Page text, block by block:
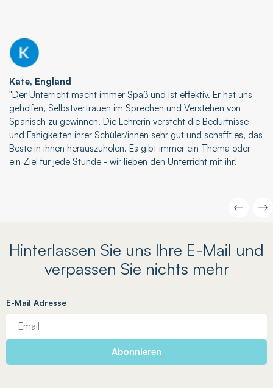
Kate, England
"Der Unterricht macht immer Spaß und ist effektiv. Er hat uns
geholfen, Selbstvertrauen im Sprechen und Verstehen von
Spanisch zu gewinnen. Die Lehrerin versteht die Bedürfnisse
und Fähigkeiten ihrer Schüler/innen sehr gut und schafft es, das
Beste in ihnen herauszuholen. Es gibt immer ein Thema oder
ein Ziel für jede Stunde - wir lieben den Unterricht mit ihr!
Hinterlassen Sie uns Ihre E-Mail und
verpassen Sie nichts mehr
E-Mail Adresse